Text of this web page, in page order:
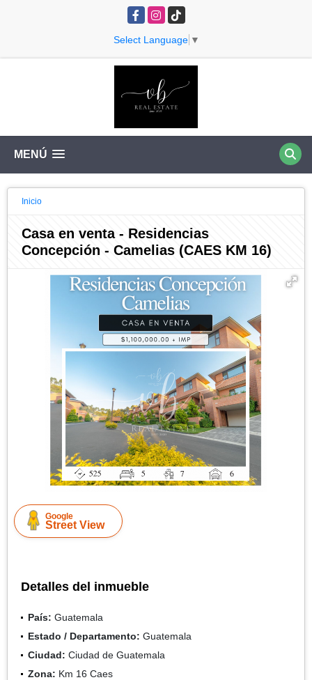
FacebookInstagram
TikTok
Select Language ▼
MENÚ
Inicio
Casa en venta - Residencias
Concepción - Camelias (CAES KM 16)
Google
Street View
Detalles del inmueble
País: Guatemala
Estado / Departamento: Guatemala
Ciudad: Ciudad de Guatemala
Zona: Km 16 Caes